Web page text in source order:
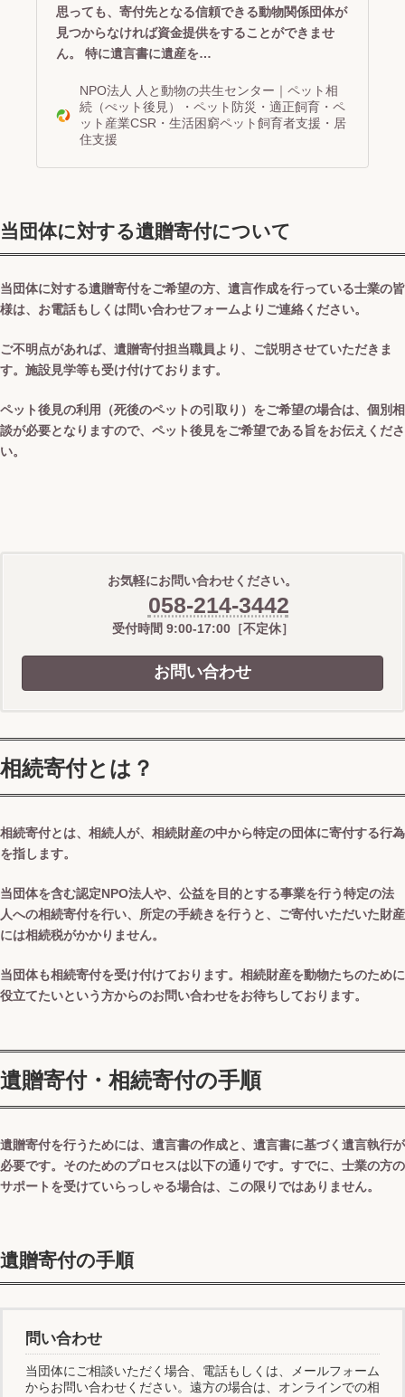
思っても、寄付先となる信頼できる動物関係団体が
見つからなければ資金提供をすることができませ
ん。 特に遺言書に遺産を…
NPO法人 人と動物の共生センター｜ペット相
続（ぺット後見）・ペット防災・適正飼育・ペ
ット産業CSR・生活困窮ペット飼育者支援・居
住支援
当団体に対する遺贈寄付について
当団体に対する遺贈寄付をご希望の方、遺言作成を行っている士業の皆
様は、お電話もしくは問い合わせフォームよりご連絡ください。
ご不明点があれば、遺贈寄付担当職員より、ご説明させていただきま
す。施設見学等も受け付けております。
ペット後見の利用（死後のペットの引取り）をご希望の場合は、個別相
談が必要となりますので、ペット後見をご希望である旨をお伝えくださ
い。
お気軽にお問い合わせください。
058-214-3442
受付時間 9:00-17:00［不定休］
お問い合わせ
相続寄付とは？
相続寄付とは、相続人が、相続財産の中から特定の団体に寄付する行為
を指します。
当団体を含む認定NPO法人や、公益を目的とする事業を行う特定の法
人への相続寄付を行い、所定の手続きを行うと、ご寄付いただいた財産
には相続税がかかりません。
当団体も相続寄付を受け付けております。相続財産を動物たちのために
役立てたいという方からのお問い合わせをお待ちしております。
遺贈寄付・相続寄付の手順
遺贈寄付を行うためには、遺言書の作成と、遺言書に基づく遺言執行が
必要です。そのためのプロセスは以下の通りです。すでに、士業の方の
サポートを受けていらっしゃる場合は、この限りではありません。
遺贈寄付の手順
問い合わせ
当団体にご相談いただく場合、電話もしくは、メールフォーム
からお問い合わせください。遠方の場合は、オンラインでの相